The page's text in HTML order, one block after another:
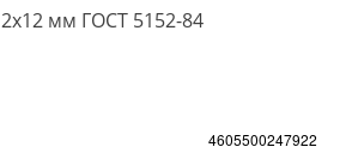
мм ГОСТ 5152-84
4605500247922